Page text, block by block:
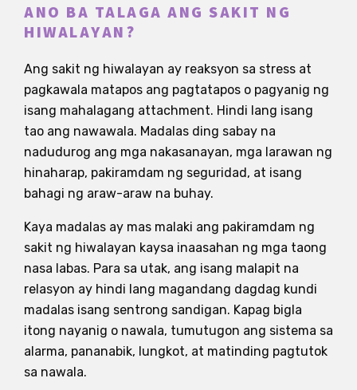
ANO BA TALAGA ANG SAKIT NG
HIWALAYAN?
Ang sakit ng hiwalayan ay reaksyon sa stress at
pagkawala matapos ang pagtatapos o pagyanig ng
isang mahalagang attachment. Hindi lang isang
tao ang nawawala. Madalas ding sabay na
nadudurog ang mga nakasanayan, mga larawan ng
hinaharap, pakiramdam ng seguridad, at isang
bahagi ng araw-araw na buhay.
Kaya madalas ay mas malaki ang pakiramdam ng
sakit ng hiwalayan kaysa inaasahan ng mga taong
nasa labas. Para sa utak, ang isang malapit na
relasyon ay hindi lang magandang dagdag kundi
madalas isang sentrong sandigan. Kapag bigla
itong nayanig o nawala, tumutugon ang sistema sa
alarma, pananabik, lungkot, at matinding pagtutok
sa nawala.